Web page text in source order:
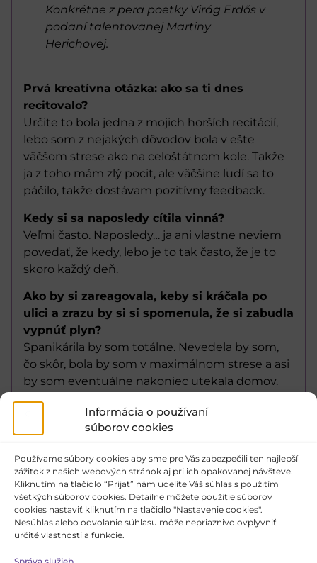
Informácia o používaní
súborov cookies
Používame súbory cookies aby sme pre Vás zabezpečili ten najlepší
zážitok z našich webových stránok aj pri ich opakovanej návšteve.
Kliknutím na tlačidlo “Prijať” nám udelíte Váš súhlas s použitím
všetkých súborov cookies. Detailne môžete použitie súborov
cookies nastaviť kliknutím na tlačidlo "Nastavenie cookies".
Nesúhlas alebo odvolanie súhlasu môže nepriaznivo ovplyvniť
určité vlastnosti a funkcie.
Konkrétne z pera poetky Virág Erdős v
podaní talentovanej Martiny
Herichovej.
Prvá kreatívna otázka: ako sa ti dnes
recitovalo?
Určite to bola jedna z mojich horších recitácií,
lebo som z nejakých dôvodov bola v ešte
väčšom strese ako na celoštátnom kole. Takže
ja z toho mám zlý pocit, ale väčšine ľudí sa to
páčilo, takže dostávam pozitívny feedback.
Kedy si sa naposledy cítila vinná?
Veľmi často. Naposledy… ja ani vlastne neviem
povedať, že kedy, lebo je to tak často, že je to
skoro každý deň.
Ako by si zareagovala, keby si kráčala po
ulici a zrazu by si si spomenula, že si zabudla
vypnúť plyn?
Spanikárila by som totálne. Nevedela by som,
čo skôr, bola by som v maximálnom strese a asi
by som eventuálne nakoniec utekala domov.
Čo by si robila, keby sa ti zasekla hlava do
pravdepodobne by som sa pokúsila tak
nehmýriť, lebo inak by som si tú hlavu naozaj
odtrhla.
Pendejo